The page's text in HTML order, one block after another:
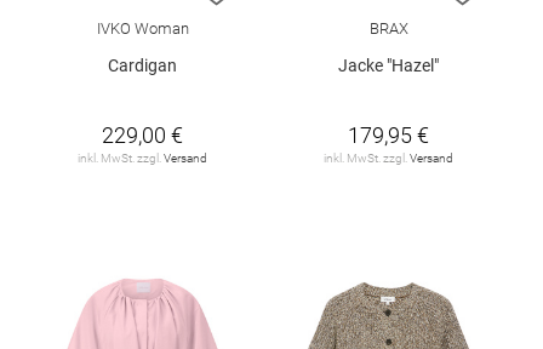
IVKO Woman
Cardigan
229,00 €
inkl. MwSt. zzgl. Versand
BRAX
Jacke "Hazel"
179,95 €
inkl. MwSt. zzgl. Versand